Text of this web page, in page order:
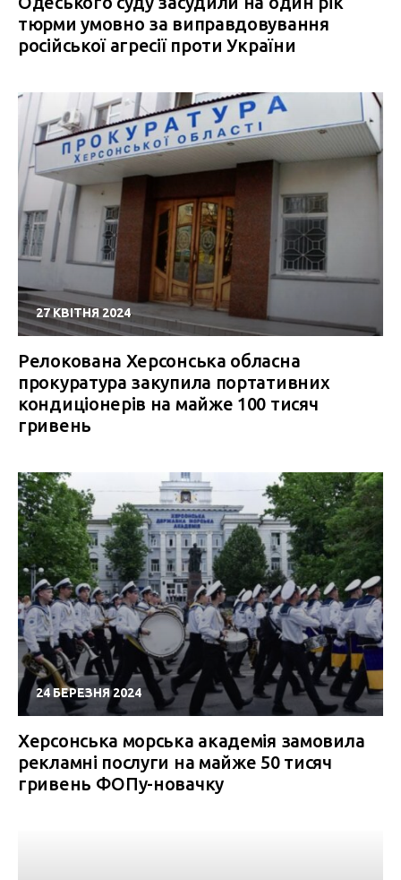
тюрми умовно за виправдовування
російської агресії проти України
27 КВІТНЯ 2024
Релокована Херсонська обласна
прокуратура закупила портативних
кондиціонерів на майже 100 тисяч
гривень
24 БЕРЕЗНЯ 2024
Херсонська морська академія замовила
рекламні послуги на майже 50 тисяч
гривень ФОПу-новачку